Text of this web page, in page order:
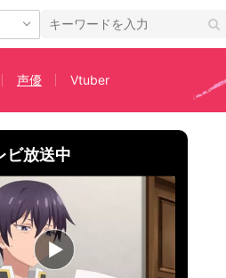
声優 Vtuber
ビ放送中